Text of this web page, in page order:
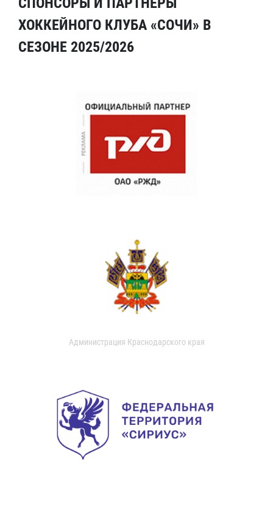
ХОККЕЙНОГО КЛУБА «СОЧИ» В
СЕЗОНЕ 2025/2026
Администрация Краснодарского края